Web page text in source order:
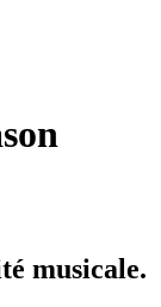
musicale.